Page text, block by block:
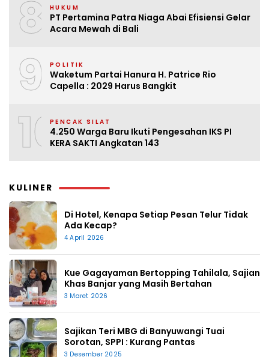
8 HUKUM
PT Pertamina Patra Niaga Abai Efisiensi Gelar
Acara Mewah di Bali
9 POLITIK
Waketum Partai Hanura H. Patrice Rio
Capella : 2029 Harus Bangkit
10PENCAK SILAT
4.250 Warga Baru Ikuti Pengesahan IKS PI
KERA SAKTI Angkatan 143
KULINER
Di Hotel, Kenapa Setiap Pesan Telur Tidak
Ada Kecap?
4 April 2026
Kue Gagayaman Bertopping Tahilala, Sajian
Khas Banjar yang Masih Bertahan
3 Maret 2026
Sajikan Teri MBG di Banyuwangi Tuai
Sorotan, SPPI : Kurang Pantas
3 Desember 2025